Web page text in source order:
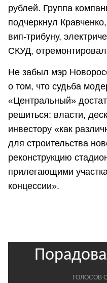
рублей. Группа
подчеркнул
вип-трибуну,
СКУД,
Не забыл мэр
о том, что судьба
«Центральный»
решиться: власти,
инвестору «как
для строительства
реконструкцию
прилегающими
концессии».